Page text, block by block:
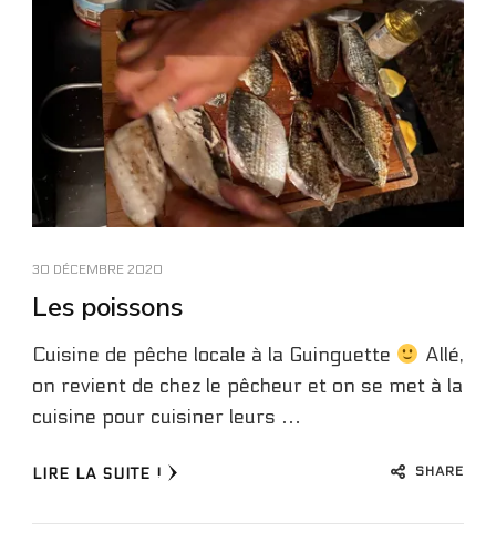
30 DÉCEMBRE 2020
Les poissons
Cuisine de pêche locale à la Guinguette
Allé,
on revient de chez le pêcheur et on se met à la
cuisine pour cuisiner leurs …
LIRE LA SUITE ! SHARE